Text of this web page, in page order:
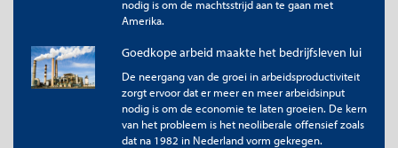
hogere uitkeringen. Wordt dit voornemen omgezet in beleid,
dan zal de arbeidsinkomensquote een tijd lang hoger
uitkomen. Bij een ongewijzigd marktconform rendement
verandert de evenwichtswaarde van de quote echter niet. Na
verloop van tijd ligt de quote daarom weer even hoog als
anders het geval zou zijn geweest. De werkloosheid ligt echter
nodig is om de machtsstrijd aan te gaan met
Amerika.
Goedkope arbeid maakte het bedrijfsleven lui
De neergang van de groei in arbeidsproductiviteit
zorgt ervoor dat er meer en meer arbeidsinput
nodig is om de economie te laten groeien. De kern
van het probleem is het neoliberale offensief zoals
dat na 1982 in Nederland vorm gekregen.